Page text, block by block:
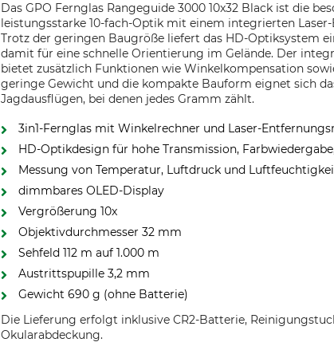
Das GPO Fernglas Rangeguide 3000 10x32 Black ist die
leistungsstarke 10-fach-Optik mit einem integrierten
Trotz der geringen Baugröße liefert das HD-Optiksystem
damit für eine schnelle Orientierung im Gelände. Der
bietet zusätzlich Funktionen wie Winkelkompensation
geringe Gewicht und die kompakte Bauform eignet sich
Jagdausflügen, bei denen jedes Gramm zählt.
3in1-Fernglas mit Winkelrechner und Laser-
HD-Optikdesign für hohe Transmission,
Messung von Temperatur, Luftdruck und
dimmbares OLED-Display
Vergrößerung 10x
Objektivdurchmesser 32 mm
Sehfeld 112 m auf 1.000 m
Austrittspupille 3,2 mm
Gewicht 690 g (ohne Batterie)
Die Lieferung erfolgt inklusive CR2-Batterie,
Okularabdeckung.